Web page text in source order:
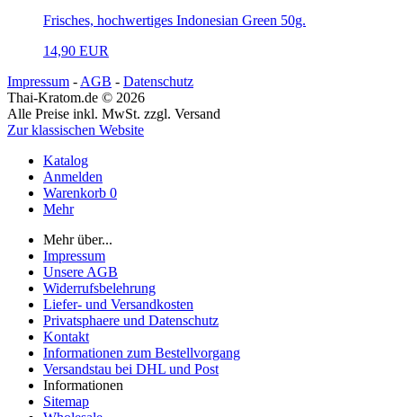
Frisches, hochwertiges Indonesian Green 50g.
14,90 EUR
Impressum - AGB - Datenschutz
Thai-Kratom.de © 2026
Alle Preise inkl. MwSt. zzgl. Versand
Zur klassischen Website
Katalog
Anmelden
Warenkorb 0
Mehr
Mehr über...
Impressum
Unsere AGB
Widerrufsbelehrung
Liefer- und Versandkosten
Privatsphaere und Datenschutz
Kontakt
Informationen zum Bestellvorgang
Versandstau bei DHL und Post
Informationen
Sitemap